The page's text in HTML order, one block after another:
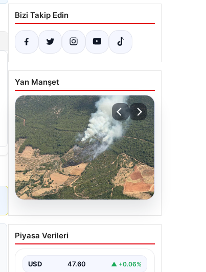
Bizi Takip Edin
Yan Manşet
05.08.2026
Muğla Yatağan’da orman
yangını
Piyasa Verileri
USD 47.60 ▲ +0.06%